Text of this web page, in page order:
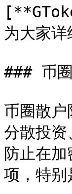
为大家详
### 币
币圈散
分散投资
防止在
项，特别